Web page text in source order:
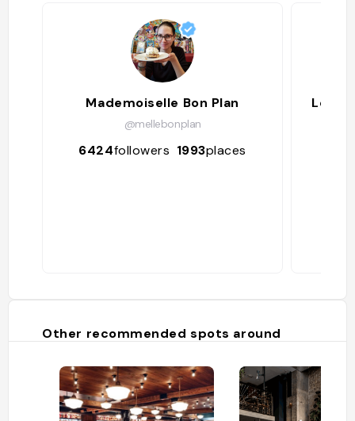
Mademoiselle Bon Plan
@mellebonplan
6424followers 1993places
Les
Other recommended spots around